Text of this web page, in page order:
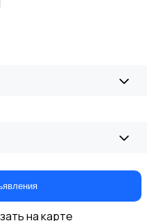
на карте